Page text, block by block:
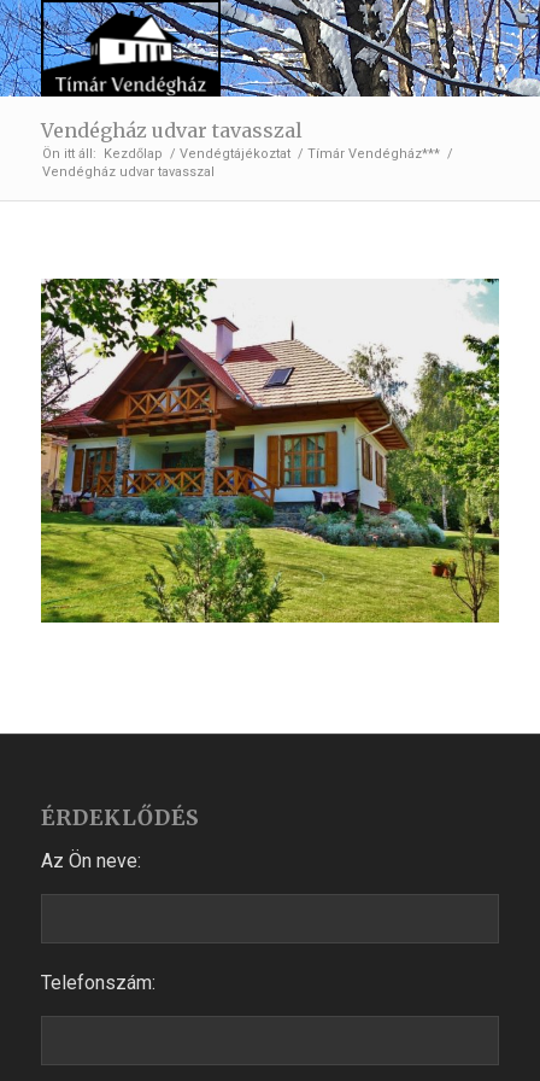
Vendégház udvar tavasszal
Ön itt áll: Kezdőlap / Vendégtájékoztat / Tímár Vendégház*** /
Vendégház udvar tavasszal
ÉRDEKLŐDÉS
Az Ön neve:
Telefonszám: